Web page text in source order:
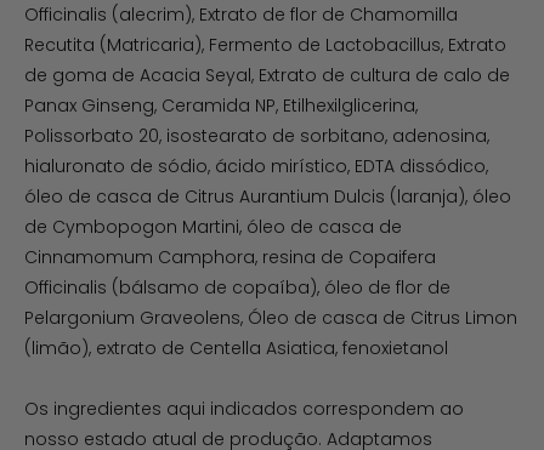
Officinalis (alecrim), Extrato de flor de Chamomilla
Recutita (Matricaria), Fermento de Lactobacillus, Extrato
de goma de Acacia Seyal, Extrato de cultura de calo de
Panax Ginseng, Ceramida NP, Etilhexilglicerina,
Polissorbato 20, isostearato de sorbitano, adenosina,
hialuronato de sódio, ácido mirístico, EDTA dissódico,
óleo de casca de Citrus Aurantium Dulcis (laranja), óleo
de Cymbopogon Martini, óleo de casca de
Cinnamomum Camphora, resina de Copaifera
Officinalis (bálsamo de copaíba), óleo de flor de
Pelargonium Graveolens, Óleo de casca de Citrus Limon
(limão), extrato de Centella Asiatica, fenoxietanol
Os ingredientes aqui indicados correspondem ao
nosso estado atual de produção. Adaptamos